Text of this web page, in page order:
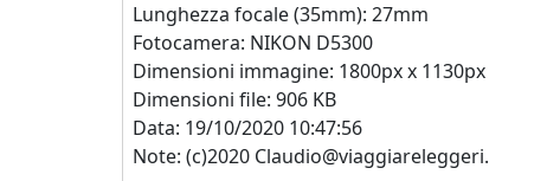
Lunghezza focale (35mm): 27mm
Fotocamera: NIKON D5300
Dimensioni immagine: 1800px x 1130px
Dimensioni file: 906 KB
Data: 19/10/2020 10:47:56
Note: (c)2020 Claudio@viaggiareleggeri.